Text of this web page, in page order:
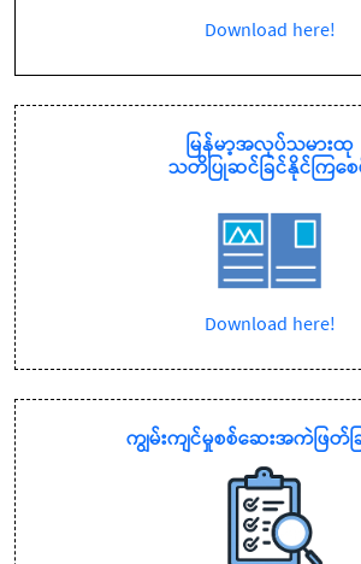
Download here!
မြန်မာ့အလုပ်သမားထု
သတိပြုဆင်ခြင်နိုင်ကြစ
Download here!
ကျွမ်းကျင်မှုစစ်ဆေးအကဲဖြတ်ခြ